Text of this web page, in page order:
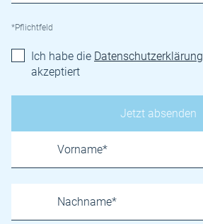
*Pflichtfeld
Ich habe die Datenschutzerklärung
akzeptiert